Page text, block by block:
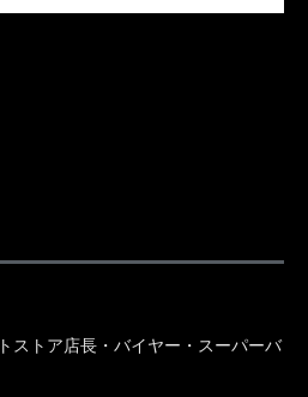
ストア店長・バイヤー・スーパーバ